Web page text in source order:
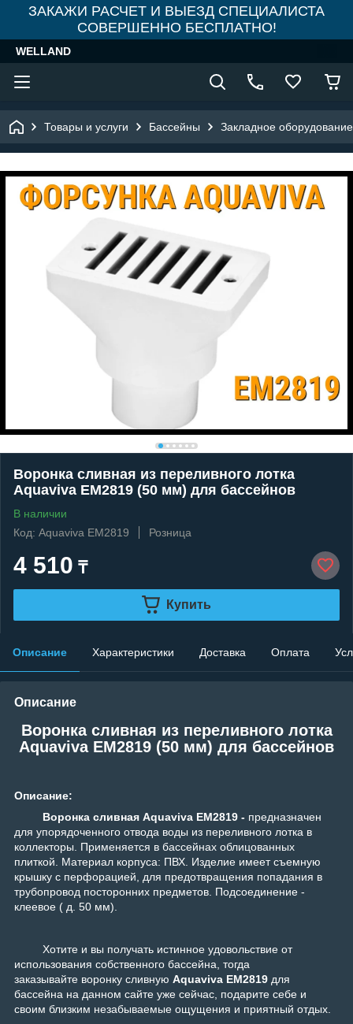
ЗАКАЖИ РАСЧЕТ И ВЫЕЗД СПЕЦИАЛИСТА
СОВЕРШЕННО БЕСПЛАТНО!
WELLAND
Товары и услуги Бассейны Закладное
Воронка сливная из переливного лотка
Aquaviva EM2819 (50 мм) для бассейнов
В наличии
Код: Aquaviva EM2819
Розница
4 510 ₸
Купить
Описание Характеристики Доставка Оплата
Описание
Воронка сливная из переливного лотка
Aquaviva EM2819 (50 мм) для бассейнов
Описание:
Воронка сливная Aquaviva EM2819 - предназначен
для упорядоченного отвода воды из переливного лотка в
коллекторы. Применяется в бассейнах облицованных
плиткой. Материал корпуса: ПВХ. Изделие имеет съемную
крышку с перфорацией, для предотвращения попадания в
трубопровод посторонних предметов. Подсоединение -
клеевое ( д. 50 мм).
Хотите и вы получать истинное удовольствие от
использования собственного бассейна, тогда
заказывайте воронку сливную Aquaviva EM2819 для
бассейна на данном сайте уже сейчас, подарите себе и
своим близким незабываемые ощущения и приятный отдых.